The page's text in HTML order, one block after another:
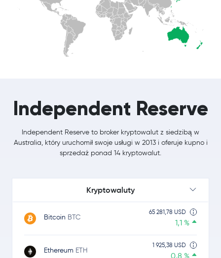
Independent Reserve
Independent Reserve to broker kryptowalut z siedzibą w
Australia, który uruchomił swoje usługi w 2013 i oferuje kupno i
sprzedaż ponad 14 kryptowalut.
Kryptowaluty
Bitcoin BTC
1,1 %
65 281,78 USD
Ethereum ETH
0,8 %
1 925,38 USD